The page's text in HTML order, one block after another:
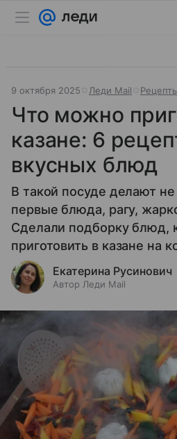
9 октября 2025 Леди Mail
Что можно
казане: 6
вкусных блюд
В такой посуде делают
первые блюда, рагу,
Сделали подборку блюд,
приготовить в казане на
Екатерина Русинович
Автор Леди Mail